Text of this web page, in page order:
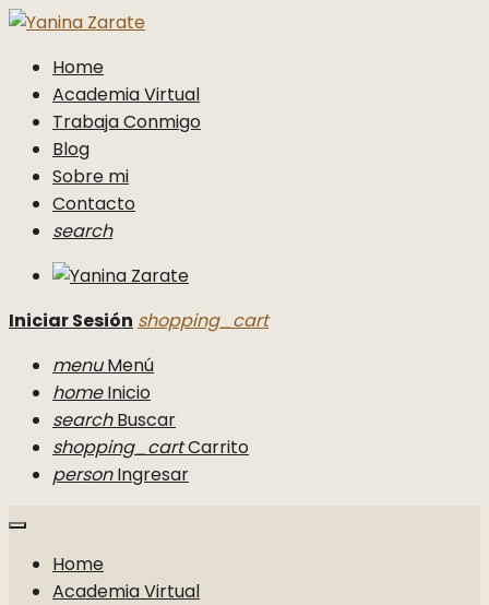
Home
Academia Virtual
Trabaja Conmigo
Blog
Sobre mi
Contacto
search
Iniciar Sesión shopping_cart
menu Menú
home Inicio
search Buscar
shopping_cartCarrito
person Ingresar
Home
Academia Virtual